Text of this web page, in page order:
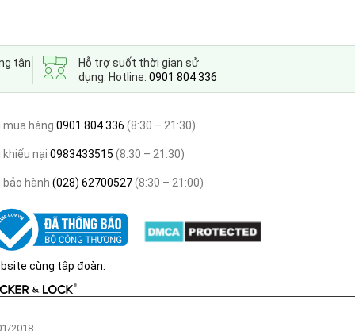
tận
Hỗ trợ suốt thời gian sử
dụng. Hotline: 0901 804 336
mua hàng 0901 804 336 (8:30 – 21:30)
khiếu nại 0983433515 (8:30 – 21:30)
bảo hành (028) 62700527(8:30 – 21:00)
cùng tập đoàn:
2018